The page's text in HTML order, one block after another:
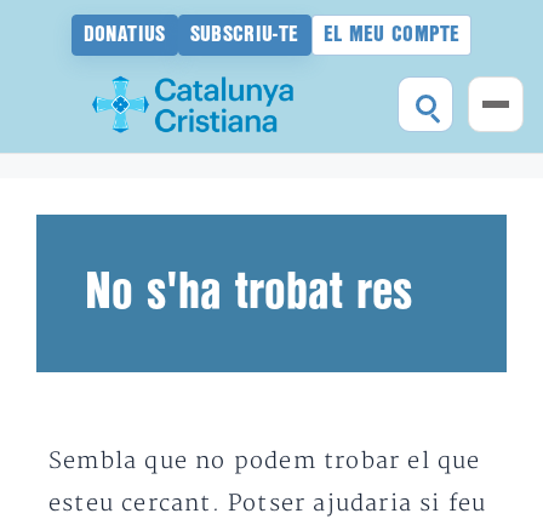
DONATIUS SUBSCRIU-TE EL MEU COMPTE
No s'ha trobat res
Sembla que no podem trobar el que
esteu cercant. Potser ajudaria si feu